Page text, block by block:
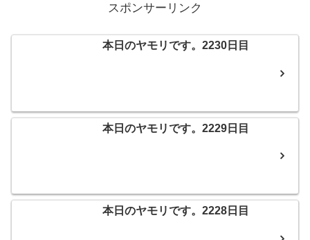
スポンサーリンク
本日のヤモリです。2230日目
本日のヤモリです。2229日目
本日のヤモリです。2228日目